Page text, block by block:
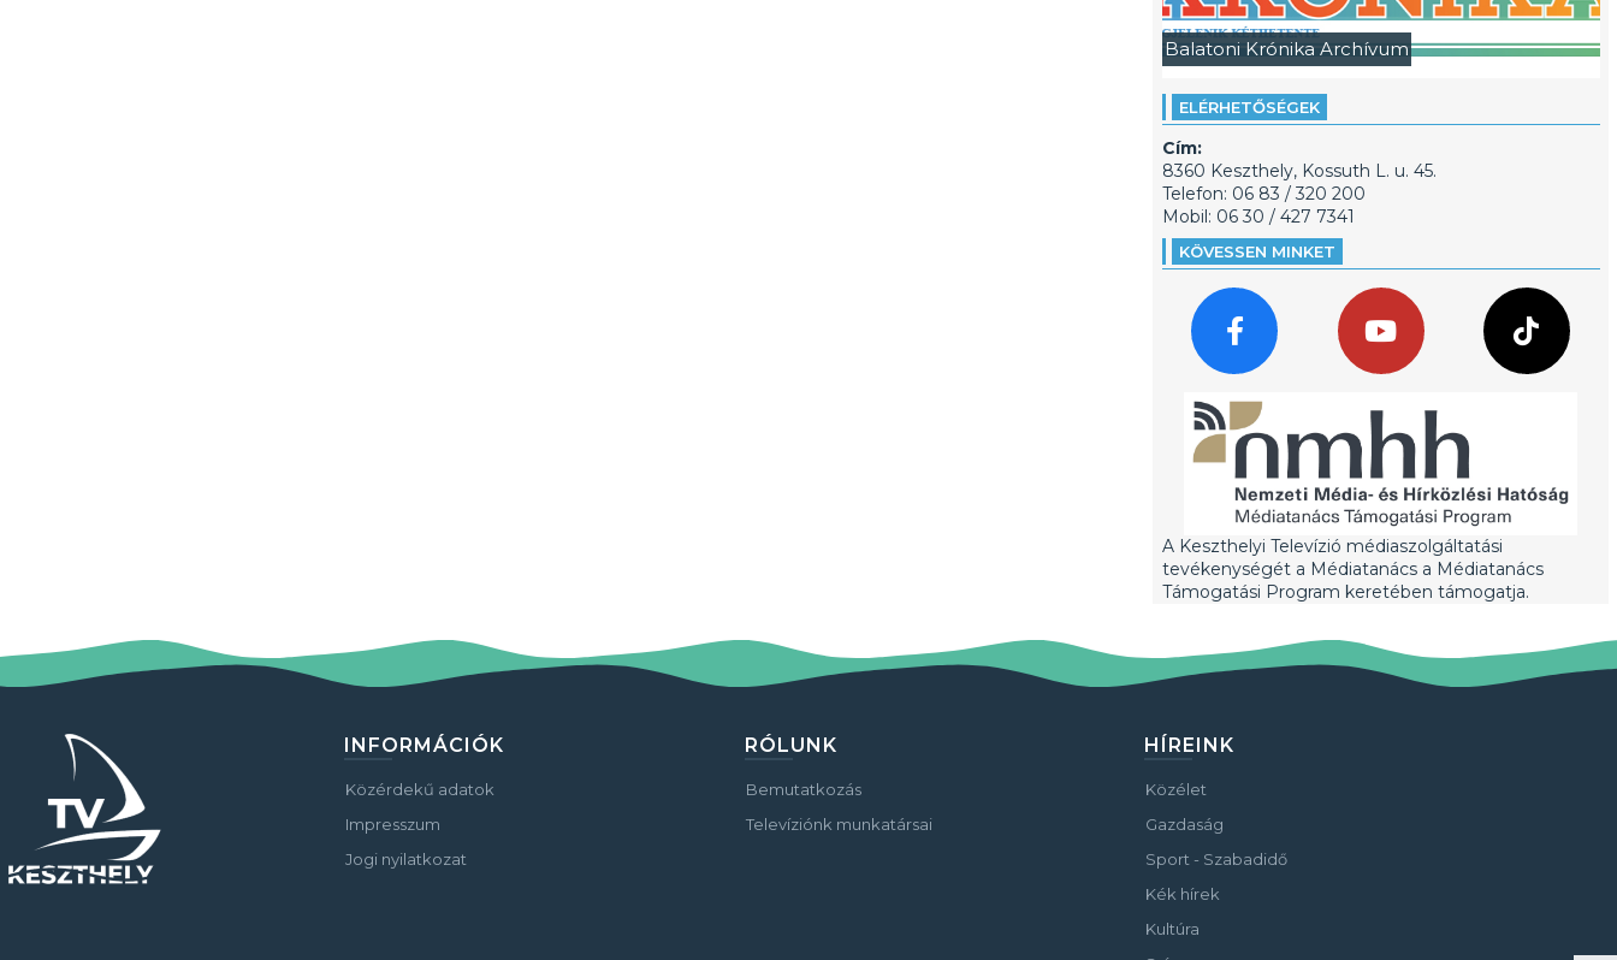
Balatoni Krónika Archívum
ELÉRHETŐSÉGEK
Cím:
8360 Keszthely, Kossuth L. u. 45.
Telefon: 06 83 / 320 200
Mobil: 06 30 / 427 7341
KÖVESSEN MINKET
A Keszthelyi Televízió médiaszolgáltatási
tevékenységét a Médiatanács a Médiatanács
Támogatási Program keretében támogatja.
INFORMÁCIÓK
Közérdekű adatok
Impresszum
Jogi nyilatkozat
RÓLUNK
Bemutatkozás
Televíziónk munkatársai
HÍREINK
Közélet
Gazdaság
Sport - Szabadidő
Kék hírek
Kultúra